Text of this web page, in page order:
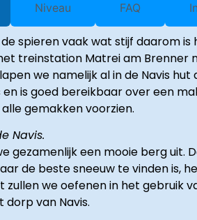
Niveau FAQ
spieren vaak wat stijf daarom
treinstation Matrei am Brenner
we namelijk al in de Navis
is goed bereikbaar over een
gemakken voorzien.
Navis.
gezamenlijk een mooie berg uit.
de beste sneeuw te vinden is,
zullen we oefenen in het gebruik
dorp van Navis.